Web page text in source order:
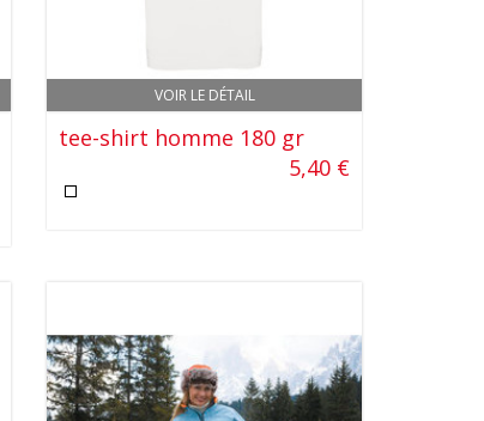
VOIR LE DÉTAIL
tee-shirt homme 180 gr
5,40 €